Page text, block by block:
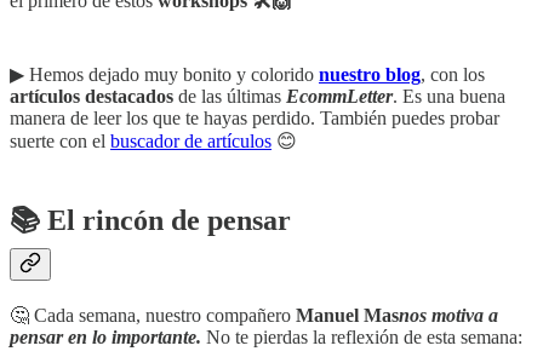
▶︎ Hemos dejado muy bonito y colorido nuestro blog, con los
artículos destacados de las últimas EcommLetter. Es una buena
manera de leer los que te hayas perdido. También puedes probar
suerte con el buscador de artículos 😊
📚 El rincón de pensar
🤔 Cada semana, nuestro compañero Manuel Masnos motiva a
pensar en lo importante. No te pierdas la reflexión de esta semana: